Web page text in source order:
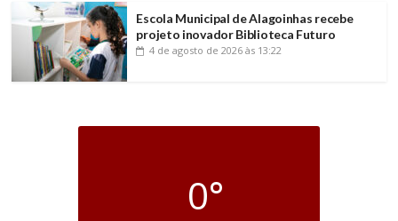
Escola Municipal de Alagoinhas recebe
projeto inovador Biblioteca Futuro
4 de agosto de 2026 às 13:22
0°